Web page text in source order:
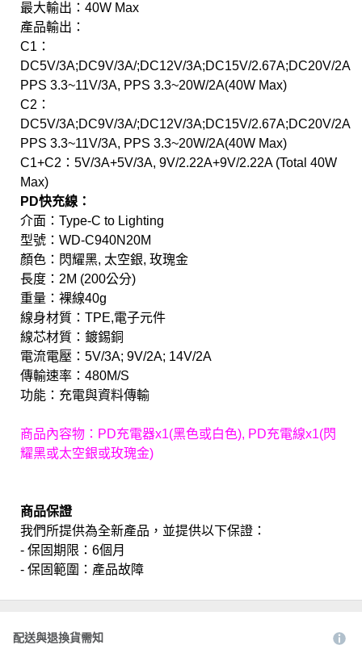
最大輸出：40W Max
產品輸出：
C1：
DC5V/3A;DC9V/3A/;DC12V/3A;DC15V/2.67A;DC20V/2A
PPS 3.3~11V/3A, PPS 3.3~20W/2A(40W Max)
C2：
DC5V/3A;DC9V/3A/;DC12V/3A;DC15V/2.67A;DC20V/2A
PPS 3.3~11V/3A, PPS 3.3~20W/2A(40W Max)
C1+C2：5V/3A+5V/3A, 9V/2.22A+9V/2.22A (Total 40W
Max)
PD快充線：
介面：Type-C to Lighting
型號：WD-C940N20M
顏色：閃耀黑, 太空銀, 玫瑰金
長度：2M (200公分)
重量：裸線40g
線身材質：TPE,電子元件
線芯材質：鍍錫銅
電流電壓：5V/3A; 9V/2A; 14V/2A
傳輸速率：480M/S
功能：充電與資料傳輸
商品內容物：PD充電器x1(黑色或白色), PD充電線x1(閃
耀黑或太空銀或玫瑰金)
商品保證
我們所提供為全新產品，並提供以下保證：
- 保固期限：6個月
- 保固範圍：產品故障
配送與退換貨需知